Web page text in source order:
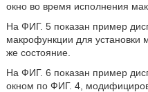
окно во время исполнения
На ФИГ. 5 показан пример
макрофункции для установки
же состояние.
На ФИГ. 6 показан пример
окном по ФИГ. 4,